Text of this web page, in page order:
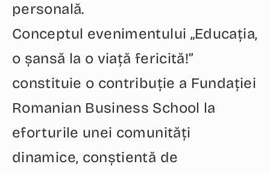
personală.
Conceptul evenimentului „Educația,
o șansă la o viață fericită!”
constituie o contribuție a Fundației
Romanian Business School la
eforturile unei comunități
dinamice, conștientă de